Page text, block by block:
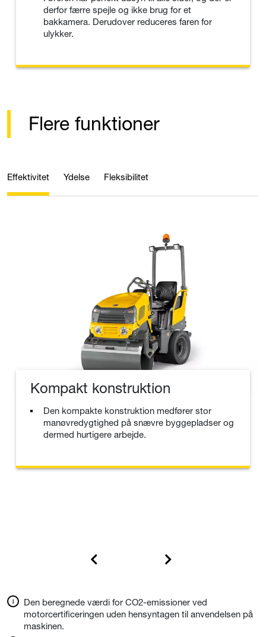
derfor færre spejle og ikke brug for et
bakkamera. Derudover reduceres faren for
ulykker.
Flere funktioner
Effektivitet Ydelse Fleksibilitet
Kompakt konstruktion
Den kompakte konstruktion medfører stor
manøvredygtighed på snævre byggepladser og
dermed hurtigere arbejde.
Den beregnede værdi for CO2-emissioner ved
motorcertificeringen uden hensyntagen til anvendelsen på
maskinen.